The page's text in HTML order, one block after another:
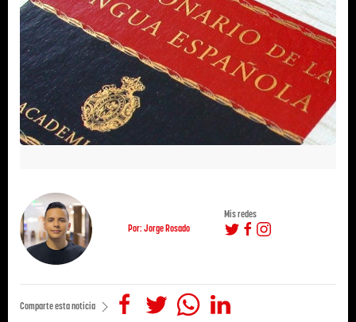
Por: Jorge Rosado
Mis redes
Comparte esta noticia